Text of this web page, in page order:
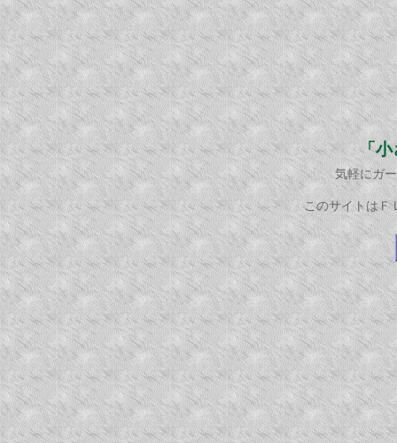
「小
気軽にガ
このサイトはＦ